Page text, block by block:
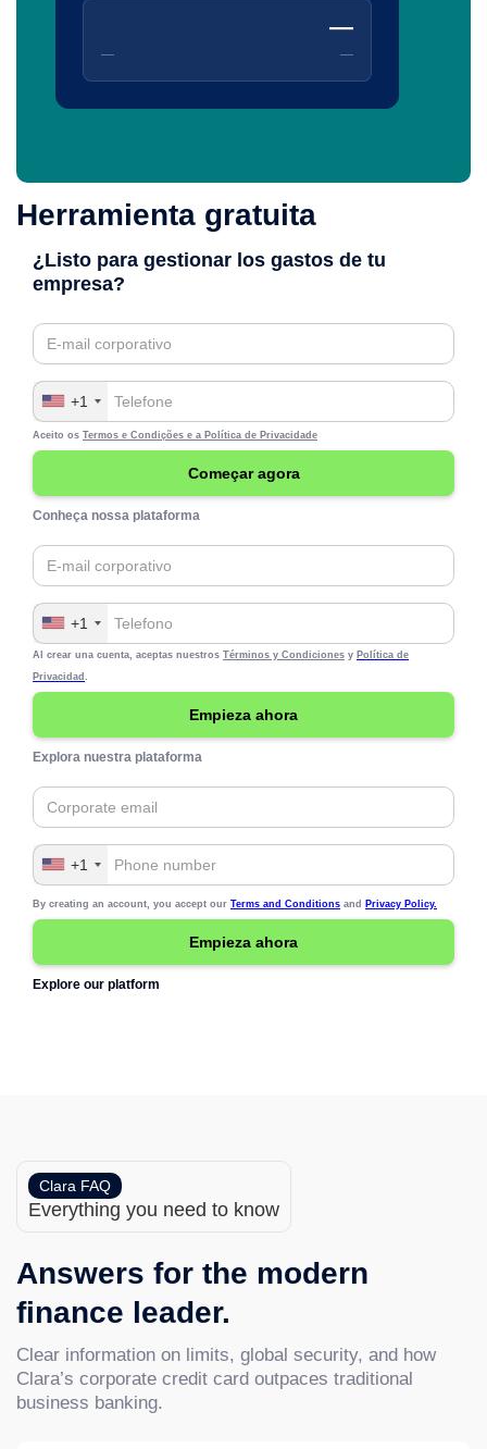
—
—
—
Herramienta gratuita
¿Listo para gestionar los gastos de tu
empresa?
+1
Aceito os Termos e Condições e a Política de Privacidade
Conheça nossa plataforma
+1
Al crear una cuenta, aceptas nuestros Términos y Condiciones y Política de
Privacidad
Explora nuestra plataforma
+1
By creating an account, you accept our Terms and Conditions and Privacy Policy.
Explore our platform
Clara FAQ
Everything you need to know
Answers for the modern
finance leader.
Clear information on limits, global security, and how
Clara’s corporate credit card outpaces traditional
business banking.